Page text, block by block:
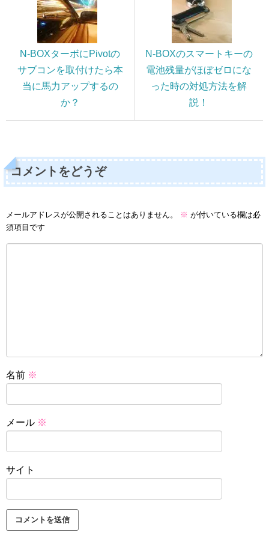
N-BOXターボにPivotの
サブコンを取付けたら本
当に馬力アップするの
か？
N-BOXのスマートキーの
電池残量がほぼゼロにな
った時の対処方法を解
説！
コメントをどうぞ
メールアドレスが公開されることはありません。 ※ が付いている欄は必
須項目です
名前 ※
メール ※
サイト